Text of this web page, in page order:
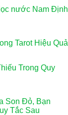
nước Nam Định
Tarot Hiệu Quả
Trong Quy
Son Đỏ, Bạn
Tắc Sau